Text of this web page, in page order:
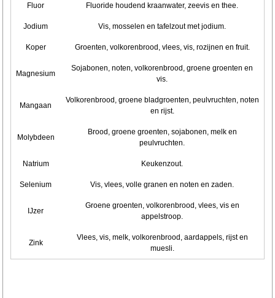
Fluor Fluoride houdend kraanwater, zeevis en thee.
Jodium Vis, mosselen en tafelzout met jodium.
Koper Groenten, volkorenbrood, vlees, vis, rozijnen en fruit.
Magnesium
Sojabonen, noten, volkorenbrood, groene groenten en
vis.
Mangaan
Volkorenbrood, groene bladgroenten, peulvruchten, noten
en rijst.
Molybdeen
Brood, groene groenten, sojabonen, melk en
peulvruchten.
Natrium Keukenzout.
Selenium Vis, vlees, volle granen en noten en zaden.
IJzer
Groene groenten, volkorenbrood, vlees, vis en
appelstroop.
Zink
Vlees, vis, melk, volkorenbrood, aardappels, rijst en
muesli.